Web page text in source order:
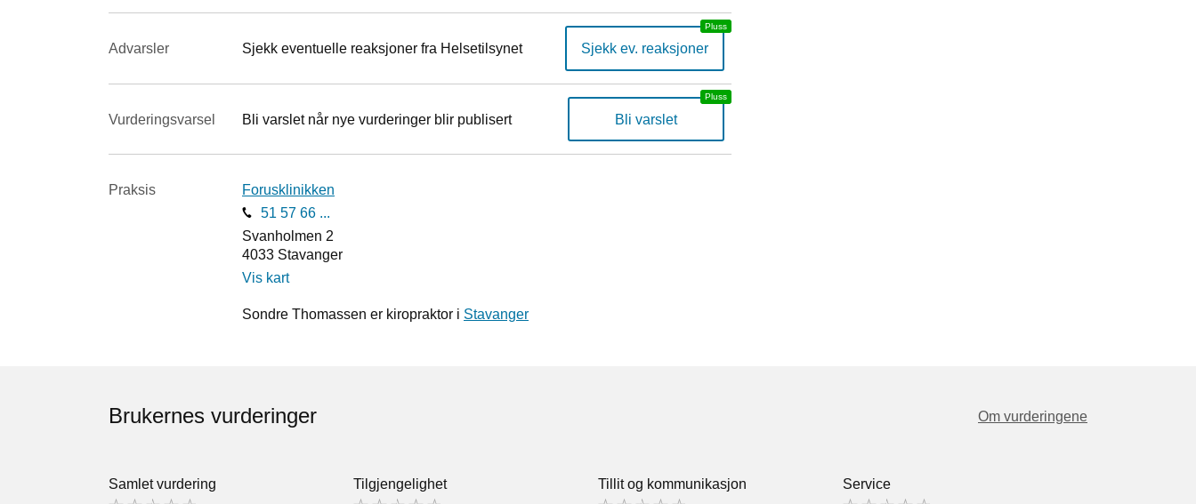
Advarsler Sjekk eventuelle reaksjoner fra Helsetilsynet Sjekk ev. reaksjoner
Vurderings­varsel Bli varslet når nye vurderinger blir publisert Bli varslet
Praksis
Forusklinikken
51 57 66 ...
Svanholmen 2
4033 Stavanger
Vis kart
Sondre Thomassen er kiropraktor i Stavanger
Brukernes vurderinger Om vurderingene
Samlet vurdering Tilgjengelighet Tillit og kommunikasjon Service